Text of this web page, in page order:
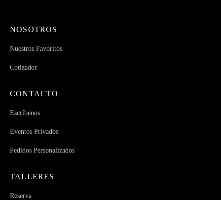
NOSOTROS
Nuestros Favoritos
Cotizador
CONTACTO
Escríbenos
Eventos Privados
Pedidos Personalizados
TALLERES
Reserva